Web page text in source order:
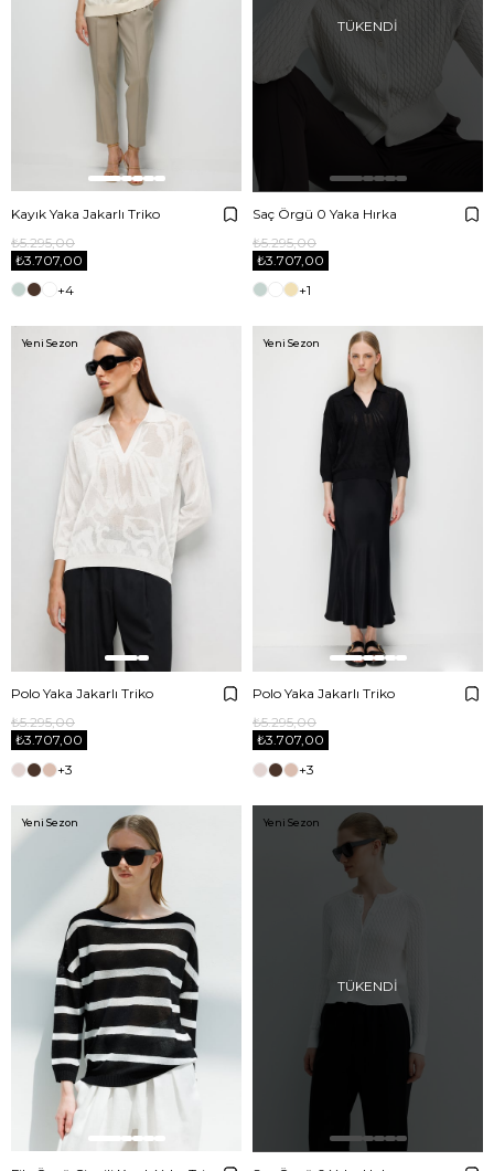
Kayık Yaka Jakarlı Triko
₺3.707,00
₺5.295,00
+4
TÜKENDI
Saç Örgü 0 Yaka Hırka
₺3.707,00
₺5.295,00
+1
Polo Yaka Jakarlı Triko
₺3.707,00
₺5.295,00
+3
Yeni Sezon
Polo Yaka Jakarlı Triko
₺3.707,00
₺5.295,00
+3
Yeni Sezon
Yeni Sezon
TÜKENDI
Yeni Sezon